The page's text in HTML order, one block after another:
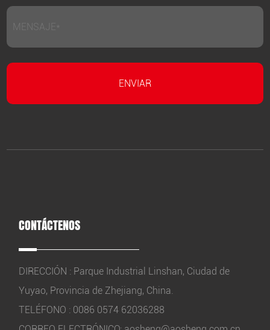
CONTÁCTENOS
DIRECCIÓN : Parque Industrial Linshan, Ciudad de
Yuyao, Provincia de Zhejiang, China.
TELÉFONO : 0086 0574 62036288